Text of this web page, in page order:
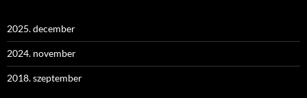
2025. december
2024. november
2018. szeptember